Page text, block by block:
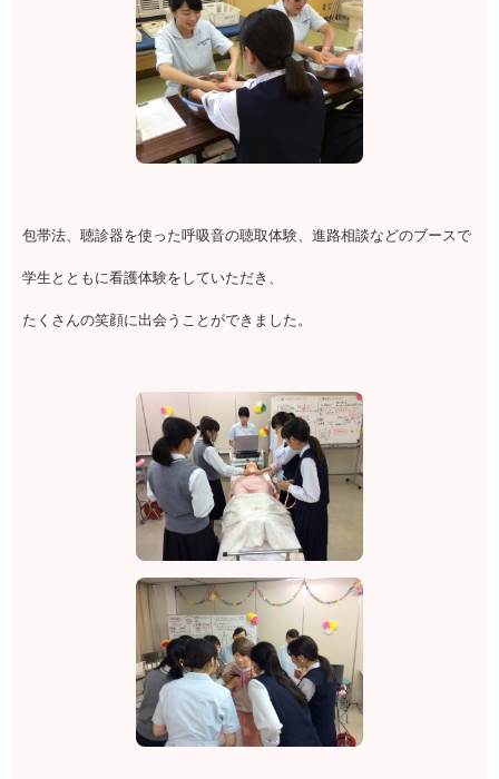
包帯法、聴診器を使った呼吸音の聴取体験、進路相談などのブースで
学生とともに看護体験をしていただき、
たくさんの笑顔に出会うことができました。